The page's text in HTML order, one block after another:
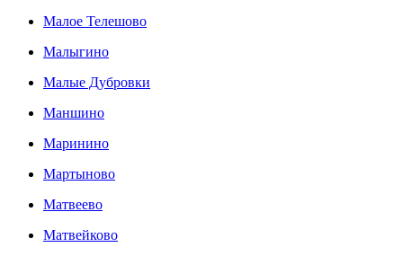
Малое Телешово
Малыгино
Малые Дубровки
Маншино
Маринино
Мартыново
Матвеево
Матвейково